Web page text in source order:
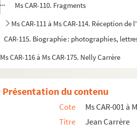
Ms CAR-110. Fragments
Ms CAR-111 à Ms CAR-114. Réception
CAR-115. Biographie : photographies,
Ms CAR-116 à Ms CAR-175. Nelly Carrère
Présentation du contenu
Cote
Ms CAR-001 à
Titre
Jean Carrère